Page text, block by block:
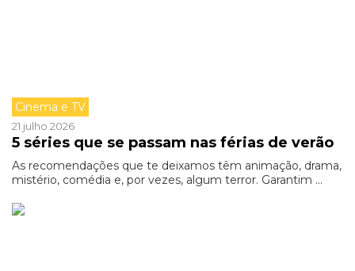
Cinema e TV
21 julho 2026
5 séries que se passam nas férias de verão
As recomendações que te deixamos têm animação, drama,
mistério, comédia e, por vezes, algum terror. Garantim ...